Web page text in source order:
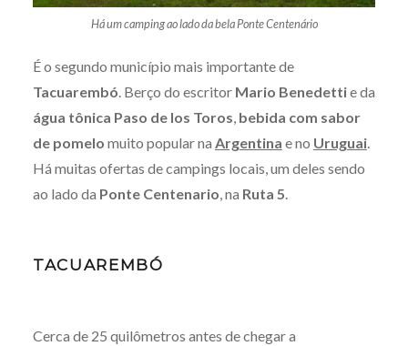
Há um camping ao lado da bela Ponte Centenário
É o segundo município mais importante de
Tacuarembó. Berço do escritor Mario Benedettie da
água tônica Paso de los Toros, bebida com sabor
de pomelo muito popular na Argentina e no Uruguai.
Há muitas ofertas de campings locais, um deles sendo
ao lado da Ponte Centenario, na Ruta 5.
TACUAREMBÓ
Cerca de 25 quilômetros antes de chegar a